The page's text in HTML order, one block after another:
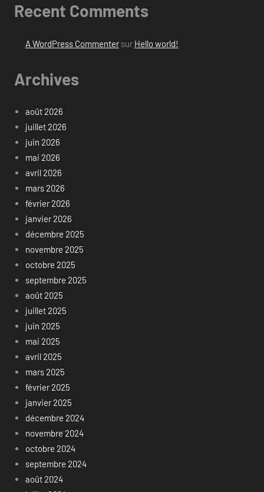
Recent Comments
A WordPress Commentersur Hello world!
Archives
août 2026
juillet 2026
juin 2026
mai 2026
avril 2026
mars 2026
février 2026
janvier 2026
décembre 2025
novembre 2025
octobre 2025
septembre 2025
août 2025
juillet 2025
juin 2025
mai 2025
avril 2025
mars 2025
février 2025
janvier 2025
décembre 2024
novembre 2024
octobre 2024
septembre 2024
août 2024